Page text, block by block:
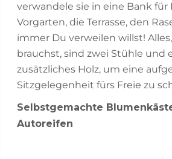
verwandele sie in eine Bank für
Vorgarten, die Terrasse, den
immer Du verweilen willst!
brauchst, sind zwei Stühle und
zusätzliches Holz, um eine
Sitzgelegenheit fürs Freie zu
Selbstgemachte
Autoreifen